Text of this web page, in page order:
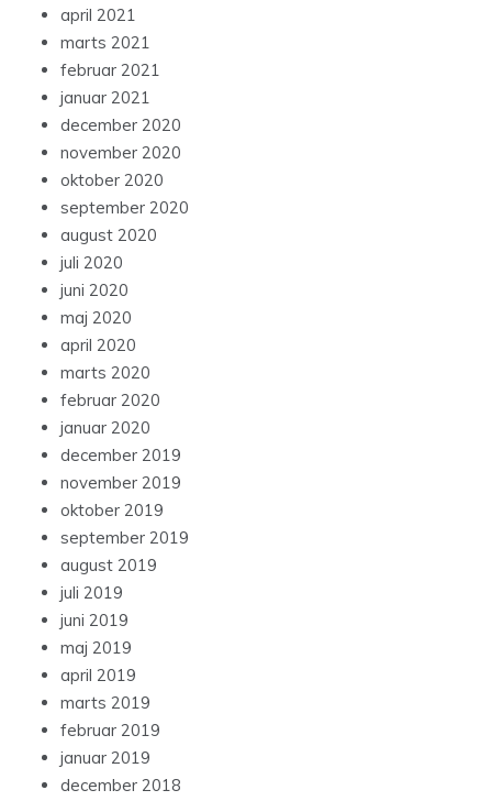
april 2021
marts 2021
februar 2021
januar 2021
december 2020
november 2020
oktober 2020
september 2020
august 2020
juli 2020
juni 2020
maj 2020
april 2020
marts 2020
februar 2020
januar 2020
december 2019
november 2019
oktober 2019
september 2019
august 2019
juli 2019
juni 2019
maj 2019
april 2019
marts 2019
februar 2019
januar 2019
december 2018